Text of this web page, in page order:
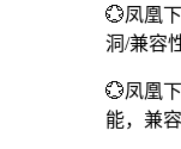
💮凤凰
洞/兼容
💮凤凰
能，兼